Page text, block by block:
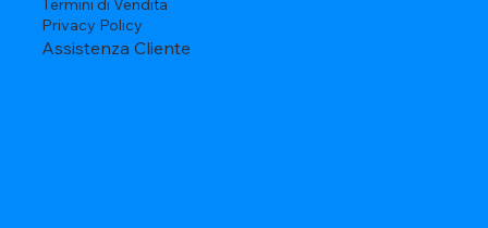
Termini di Vendita
Privacy Policy
Assistenza Cliente